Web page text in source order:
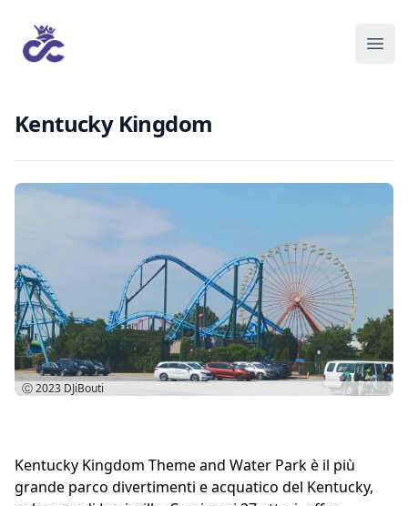
Kentucky Kingdom
Kentucky Kingdom Theme and Water Park è il più
grande parco divertimenti e acquatico del Kentucky,
Ⓒ 2023 DJiBouti